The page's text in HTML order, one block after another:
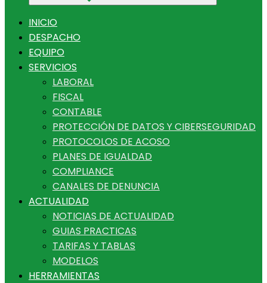
INICIO
DESPACHO
EQUIPO
SERVICIOS
LABORAL
FISCAL
CONTABLE
PROTECCIÓN DE DATOS Y CIBERSEGURIDAD
PROTOCOLOS DE ACOSO
PLANES DE IGUALDAD
COMPLIANCE
CANALES DE DENUNCIA
ACTUALIDAD
NOTICIAS DE ACTUALIDAD
GUIAS PRACTICAS
TARIFAS Y TABLAS
MODELOS
HERRAMIENTAS